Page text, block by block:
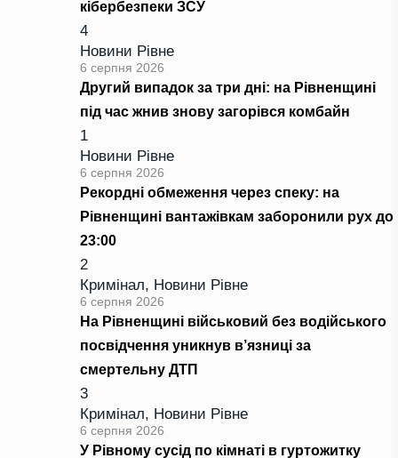
кібербезпеки ЗСУ
4
Новини Рівне
6 серпня 2026
Другий випадок за три дні: на Рівненщині
під час жнив знову загорівся комбайн
1
Новини Рівне
6 серпня 2026
Рекордні обмеження через спеку: на
Рівненщині вантажівкам заборонили рух до
23:00
2
Кримінал, Новини Рівне
6 серпня 2026
На Рівненщині військовий без водійського
посвідчення уникнув в’язниці за
смертельну ДТП
3
Кримінал, Новини Рівне
6 серпня 2026
У Рівному сусід по кімнаті в гуртожитку